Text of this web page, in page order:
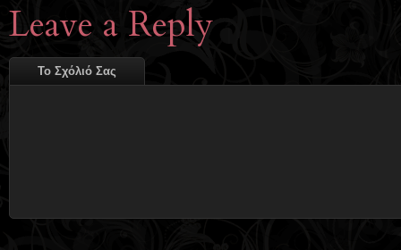
Leave a Reply
Το Σχόλιό Σας